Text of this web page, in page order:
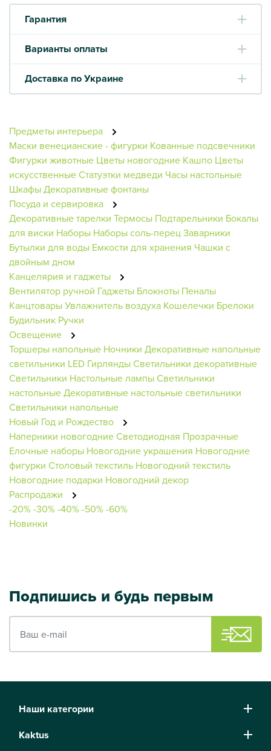
Гарантия
Варианты оплаты
Доставка по Украине
Предметы интерьера
Маски венецианские - фигурки Кованные подсвечники
Фигурки животные Цветы новогодние Кашпо Цветы
искусственныеСтатуэтки медведи Часы настольные
ШкафыДекоративные фонтаны
Посуда и сервировка
Декоративные тарелки Термосы Подтарельники Бокалы
для виски Наборы Наборы соль-перецЗаварники
Бутылки для воды Емкости для хранения Чашки с
двойным дном
Канцелярия и гаджеты
Вентилятор ручной Гаджеты Блокноты Пеналы
КанцтоварыУвлажнитель воздуха Кошелечки Брелоки
Будильник Ручки
Освещение
Торшеры напольные Ночники Декоративные напольные
светильники LED ГирляндыСветильники декоративные
Светильники Настольные лампыСветильники
настольныеДекоративные настольные светильники
Светильники напольные
Новый Год и Рождество
Наперники новогодниеСветодиодная Прозрачные
Елочные наборы Новогодние украшения Новогодние
фигурки Столовый текстиль Новогодний текстиль
Новогодние подарки Новогодний декор
Распродажи
-20%-30%-40%-50%-60%
Новинки
Подпишись и будь первым
Наши категории
Kaktus